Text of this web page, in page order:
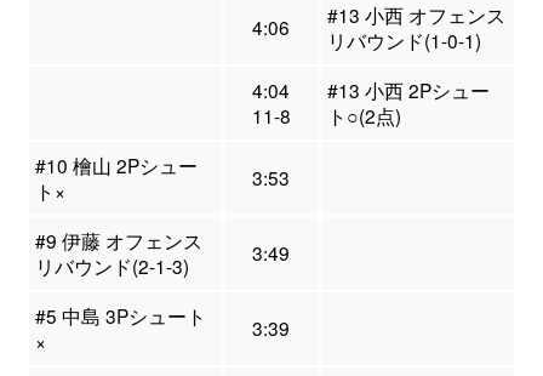
4:06
#13 小西 オフェンス
リバウンド(1-0-1)
4:04
11-8
#13 小西 2Pシュー
ト○(2点)
#10 檜山 2Pシュー
ト×
3:53
#9 伊藤 オフェンス
リバウンド(2-1-3)
3:49
#5 中島 3Pシュート
×
3:39